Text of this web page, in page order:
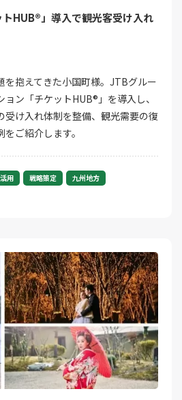
HUB®」導入で観光客受け入れ
を抱えてきた小国町様。JTBグルー
ン「チケットHUB®」を導入し、
受け入れ体制を整備、観光需要の復
ご紹介します。
用 戦略策定 九州地方